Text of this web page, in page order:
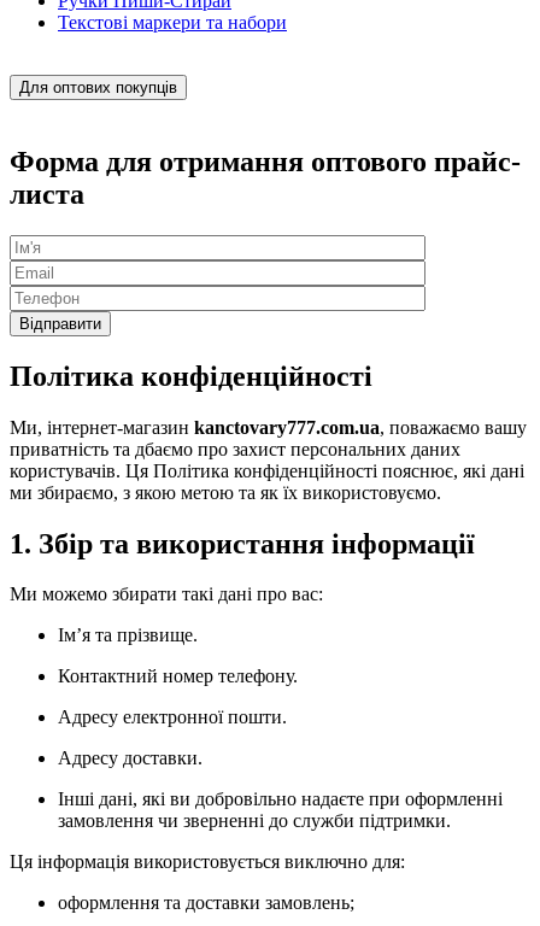
Текстові маркери та набори
Для оптових покупців
Форма для отримання оптового прайс-
листа
Політика конфіденційності
Ми, інтернет-магазин kanctovary777.com.ua, поважаємо вашу
приватність та дбаємо про захист персональних даних
користувачів. Ця Політика конфіденційності пояснює, які дані
ми збираємо, з якою метою та як їх використовуємо.
1. Збір та використання інформації
Ми можемо збирати такі дані про вас:
Ім’я та прізвище.
Контактний номер телефону.
Адресу електронної пошти.
Адресу доставки.
Інші дані, які ви добровільно надаєте при оформленні
замовлення чи зверненні до служби підтримки.
Ця інформація використовується виключно для:
оформлення та доставки замовлень;